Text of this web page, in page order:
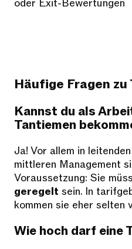
oder Exit-Bewertungen
Häufige Fragen zu
Kannst du als
Tantiemen
Ja! Vor allem in
mittleren Management
Voraussetzung: Sie
geregelt sein. In
kommen sie eher selten
Wie hoch darf eine